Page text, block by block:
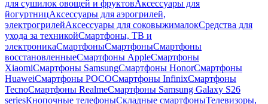
для сушилок овощей и фруктовАксессуары для
йогуртницАксессуары для аэрогрилей,
электрогрилейАксессуары для соковыжималокСредства для
ухода за техникойСмартфоны, ТВ и
электроникаСмартфоныСмартфоныСмартфоны
восстановленныеСмартфоны AppleСмартфоны
XiaomiСмартфоны SamsungСмартфоны HonorСмартфоны
HuaweiСмартфоны POCOСмартфоны InfinixСмартфоны
TecnoСмартфоны RealmeСмартфоны Samsung Galaxy S26
seriesКнопочные телефоныСкладные смартфоныТелевизоры,